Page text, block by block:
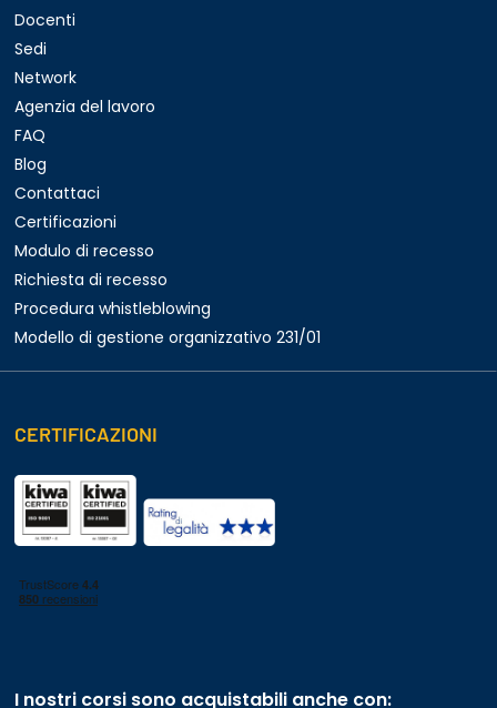
Docenti
Sedi
Network
Agenzia del lavoro
FAQ
Blog
Contattaci
Certificazioni
Modulo di recesso
Richiesta di recesso
Procedura whistleblowing
Modello di gestione organizzativo 231/01
CERTIFICAZIONI
I nostri corsi sono acquistabili anche con: